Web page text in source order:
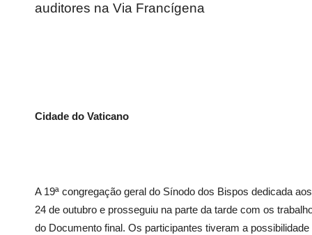
auditores na Via Francígena
Cidade do Vaticano
A 19ª congregação geral do Sínodo dos Bispos dedicada
24 de outubro e prosseguiu na parte da tarde com os
do Documento final. Os participantes tiveram a